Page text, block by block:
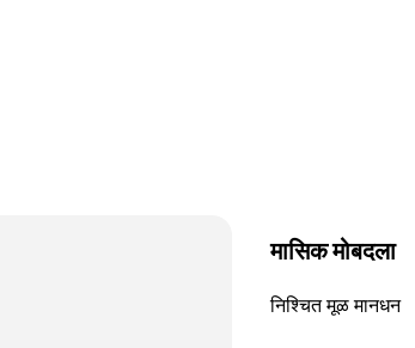
मासिक मोबदला
निश्चित मूळ मानधन